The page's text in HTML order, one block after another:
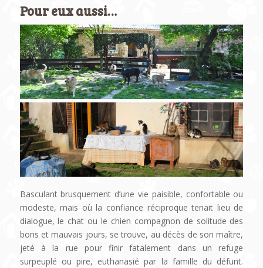
Pour eux aussi…
Basculant brusquement d’une vie paisible, confortable ou
modeste, mais où la confiance réciproque tenait lieu de
dialogue, le chat ou le chien compagnon de solitude des
bons et mauvais jours, se trouve, au décès de son maître,
jeté à la rue pour finir fatalement dans un refuge
surpeuplé ou pire, euthanasié par la famille du défunt.